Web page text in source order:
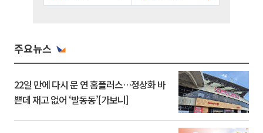
주요뉴스
22일 만에 다시 문 연 홈플러스…정상화 바
쁜데 재고 없어 ‘발동동’[가보니]